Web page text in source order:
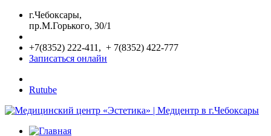
г.Чебоксары,
пр.М.Горького, 30/1
+7(8352) 222-411, + 7(8352) 422-777
Записаться онлайн
Rutube